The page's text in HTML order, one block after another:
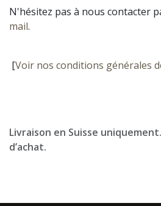
N'hésitez pas à nous contacter
mail.
[Voir nos conditions générales
Livraison en Suisse
d’achat.